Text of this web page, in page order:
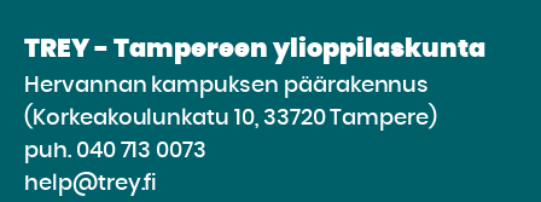
TREY - Tampereen ylioppilaskunta
Hervannan kampuksen päärakennus
(Korkeakoulunkatu 10, 33720 Tampere)
puh. 040 713 0073
help@trey.fi